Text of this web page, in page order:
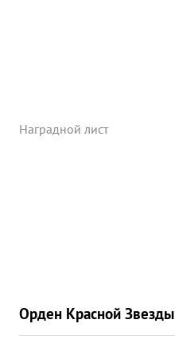
Наградной лист
Орден Красной Звезды